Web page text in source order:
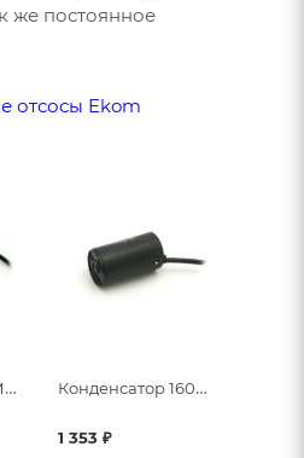
же постоянное
отсосы Ekom
Конденсатор 50М/450V Конденсатор 160М/220V
1 353 ₽